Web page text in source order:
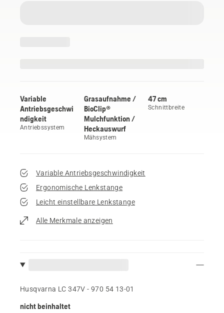
Variable
Antriebsgeschwi
ndigkeit
Antriebssystem
Grasaufnahme /
BioClip®
Mulchfunktion /
Heckauswurf
Mähsystem
47 cm
Schnittbreite
Variable Antriebsgeschwindigkeit
Ergonomische Lenkstange
Leicht einstellbare Lenkstange
Alle Merkmale anzeigen
Husqvarna LC 347V - 970 54 13‑01
nicht beinhaltet